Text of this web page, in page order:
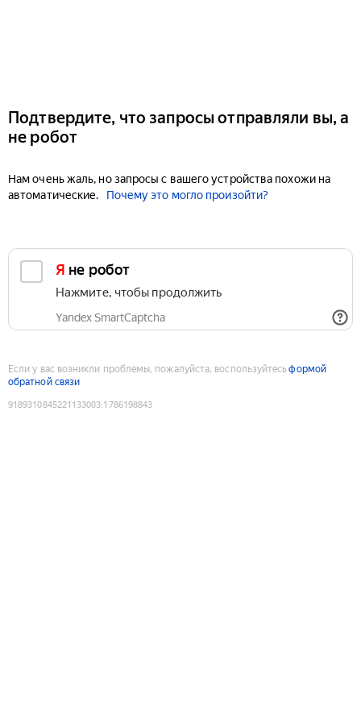
Подтвердите, что запросы отправляли вы, а
не робот
Нам очень жаль, но запросы с вашего устройства похожи на
автоматические.
Почему это могло произойти?
Я не робот
Нажмите, чтобы продолжить
Yandex SmartCaptcha
Если у вас возникли проблемы, пожалуйста, воспользуйтесьформой
обратной связи
9189310845221133003:1786198843